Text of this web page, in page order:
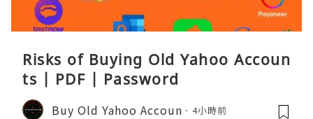
Risks of Buying Old Yahoo Accoun
ts | PDF | Password
Buy Old Yahoo Accoun 4小時前